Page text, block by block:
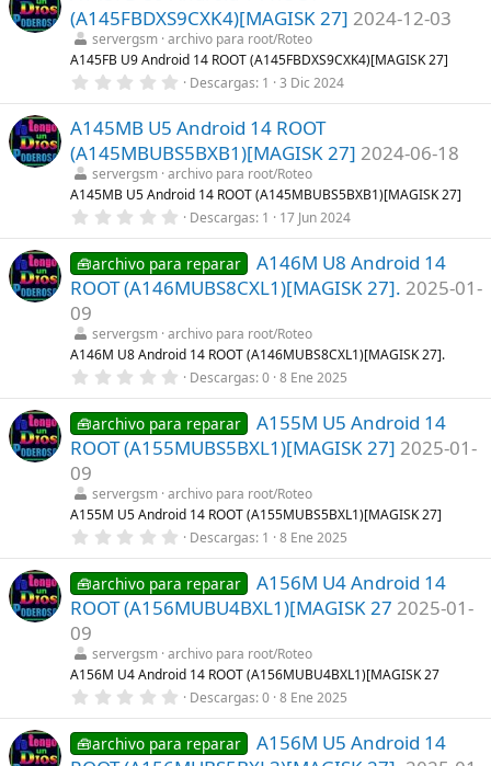
e
s
t
r
e
l
(
s
)
(A145FBDXS9CXK4)[MAGISK 27] 2024-12-03
servergsm archivo para root/Roteo
A145FB U9 Android 14 ROOT (A145FBDXS9CXK4)[MAGISK 27]
0
0
0
e
s
t
r
e
l
a
(
s
)
Descargas 1 3 Dic 2024
A145MB U5 Android 14 ROOT
(A145MBUBS5BXB1)[MAGISK 27] 2024-06-18
servergsm archivo para root/Roteo
A145MB U5 Android 14 ROOT (A145MBUBS5BXB1)[MAGISK 27]
0
0
0
e
s
e
l
a
(
s
)
Descargas 1 17 Jun 2024
🧰archivo para reparar
A146M U8 Android 14
ROOT (A146MUBS8CXL1)[MAGISK 27]. 2025-01-
09
servergsm archivo para root/Roteo
A146M U8 Android 14 ROOT (A146MUBS8CXL1)[MAGISK 27].
0
0
0
e
s
e
l
a
(
s
)
Descargas 0 8 Ene 2025
🧰archivo para reparar
A155M U5 Android 14
ROOT (A155MUBS5BXL1)[MAGISK 27] 2025-01-
09
servergsm archivo para root/Roteo
A155M U5 Android 14 ROOT (A155MUBS5BXL1)[MAGISK 27]
0
0
0
e
s
e
l
a
(
s
)
Descargas 1 8 Ene 2025
🧰archivo para reparar
A156M U4 Android 14
ROOT (A156MUBU4BXL1)[MAGISK 27 2025-01-
09
servergsm archivo para root/Roteo
A156M U4 Android 14 ROOT (A156MUBU4BXL1)[MAGISK 27
0
0
0
e
Descargas 0 8 Ene 2025
🧰archivo para reparar
A156M U5 Android 14